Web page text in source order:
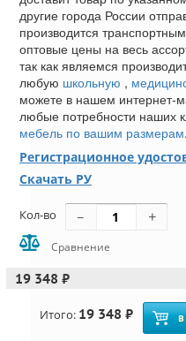
другие города России
производится
оптовые цены на весь
так как являемся
любую школьную ,
можете в нашем интернет-
любые потребности наших
мебель по вашим размерам.
Регистрационное
Скачать РУ
Кол-во
Сравнение
19 348 ₽
Итого: 19 348 ₽ В